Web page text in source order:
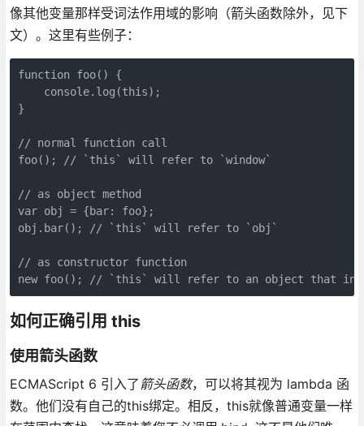
像其他变量那样受词法作用域的影响（箭头函数除外，见下
文）。这里有些例子：
function foo() {
    console.log(this);
}
// normal function call
foo(); // `this` will refer to `window`
// as object method
var obj = {bar: foo};
obj.bar(); // `this` will refer to `obj`
// as constructor function
new foo(); // `this` will refer to an object that
如何正确引用 this
使用箭头函数
ECMAScript 6 引入了 箭头函数，可以将其视为 lambda 函
数。他们没有自己的this绑定。相反，this就像普通变量一样